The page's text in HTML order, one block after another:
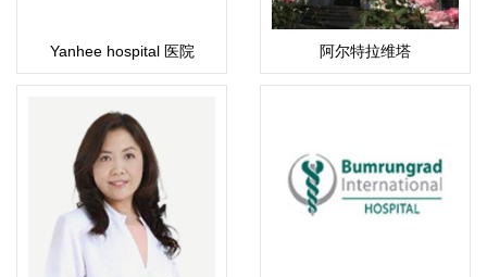
Yanhee hospital 医院 阿尔特拉维塔